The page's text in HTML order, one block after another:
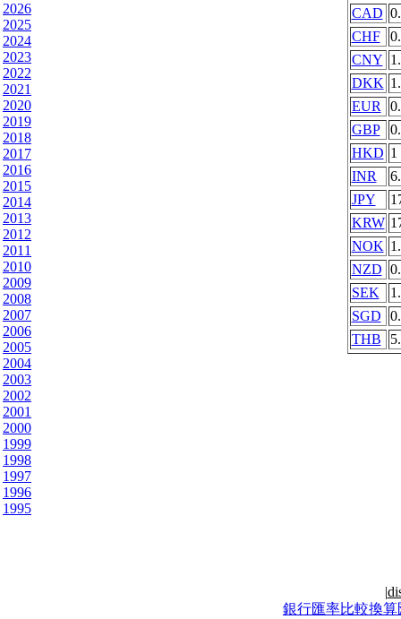
2026
2025
2024
2023
2022
2021
2020
2019
2018
2017
2016
2015
2014
2013
2012
2011
2010
2009
2008
2007
2006
2005
2004
2003
2002
2001
2000
1999
1998
1997
1996
1995
CAD
CHF
CNY
DKK
EUR
GBP
HKD 1
INR
JPY
KRW
NOK
NZD
SEK
SGD
THB
|
銀行匯率比較換算